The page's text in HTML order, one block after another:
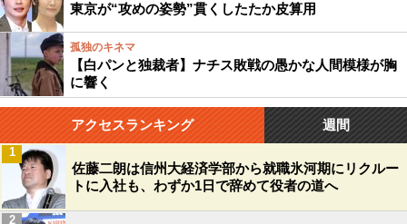
東京が“攻めの姿勢”貫くしたたか皮算用
孤独のキネマ
【白パンと独裁者】ナチス敗戦の愚かな人間模様が胸
に響く
アクセスランキング 週間
佐藤二朗は信州大経済学部から就職氷河期にリクルー
トに入社も、わずか1日で辞めて役者の道へ
1
2